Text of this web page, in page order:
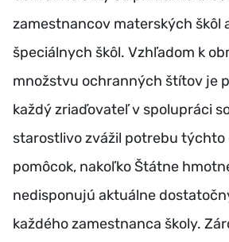
zamestnancov materských škôl
špeciálnych škôl. Vzhľadom k
množstvu ochranných štítov je
každý zriaďovateľ v spolupráci
starostlivo zvážil potrebu
pomôcok, nakoľko Štátne
nedisponujú aktuálne
každého zamestnanca školy.